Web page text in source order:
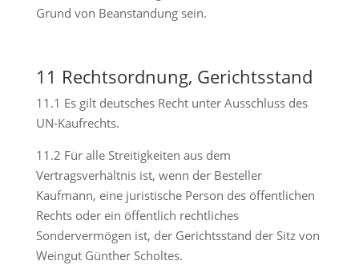
Grund von Beanstandung sein.
11 Rechtsordnung, Gerichtsstand
11.1 Es gilt deutsches Recht unter Ausschluss des
UN-Kaufrechts.
11.2 Für alle Streitigkeiten aus dem
Vertragsverhältnis ist, wenn der Besteller
Kaufmann, eine juristische Person des öffentlichen
Rechts oder ein öffentlich rechtliches
Sondervermögen ist, der Gerichtsstand der Sitz von
Weingut Günther Scholtes.